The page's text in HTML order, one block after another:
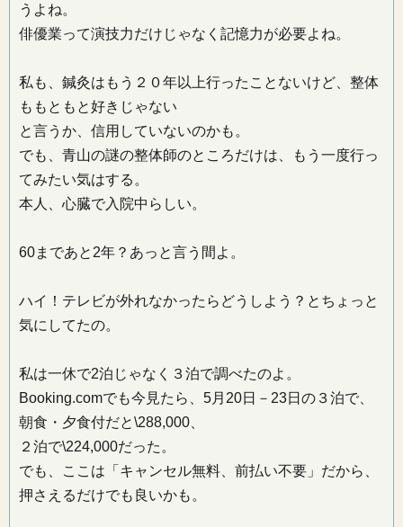
うよね。
俳優業って演技力だけじゃなく記憶力が必要よね。
私も、鍼灸はもう２０年以上行ったことないけど、整体
ももともと好きじゃない
と言うか、信用していないのかも。
でも、青山の謎の整体師のところだけは、もう一度行っ
てみたい気はする。
本人、心臓で入院中らしい。
60まであと2年？あっと言う間よ。
ハイ！テレビが外れなかったらどうしよう？とちょっと
気にしてたの。
私は一休で2泊じゃなく３泊で調べたのよ。
Booking.comでも今見たら、5月20日－23日の３泊で、
朝食・夕食付だと\288,000、
２泊で\224,000だった。
でも、ここは「キャンセル無料、前払い不要」だから、
押さえるだけでも良いかも。